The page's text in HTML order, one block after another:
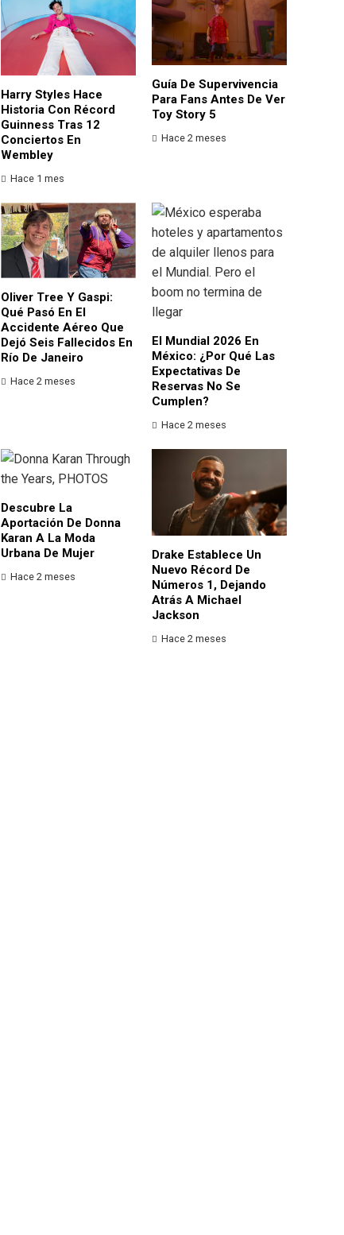
Harry Styles Hace
Historia Con Récord
Guinness Tras 12
Conciertos En
Wembley
Hace 1 mes
Guía De Supervivencia
Para Fans Antes De Ver
Toy Story 5
Hace 2 meses
Oliver Tree Y Gaspi:
Qué Pasó En El
Accidente Aéreo Que
Dejó Seis Fallecidos En
Río De Janeiro
Hace 2 meses
El Mundial 2026 En
México: ¿por Qué Las
Expectativas De
Reservas No Se
Cumplen?
Hace 2 meses
Descubre La
Aportación De Donna
Karan A La Moda
Urbana De Mujer
Hace 2 meses
Drake Establece Un
Nuevo Récord De
Números 1, Dejando
Atrás A Michael
Jackson
Hace 2 meses